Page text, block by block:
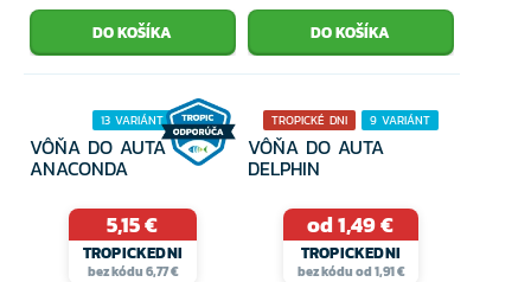
13 VARIÁNT
VÔŇA DO AUTA
ANACONDA
5,15 €
TROPICKEDNI
bez kódu 6,77 €
TROPICKÉ DNI
9 VARIÁNT
15% ZĽAVA
VÔŇA DO AUTA
DELPHIN
od 1,49 €
TROPICKEDNI
bez kódu od 1,91 €